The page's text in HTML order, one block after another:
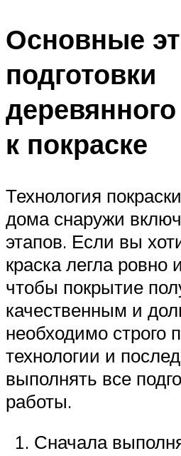
Основные
подготовки
к покраске
Технология
дома снаружи
этапов. Если вы
краска легла ровно
чтобы покрытие
качественным и
необходимо строго
технологии и
выполнять все
работы.
Сначала